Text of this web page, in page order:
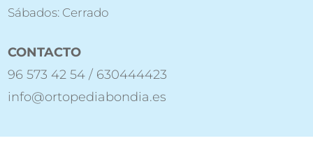
Sábados: Cerrado
CONTACTO
96 573 42 54 / 630444423
info@ortopediabondia.es